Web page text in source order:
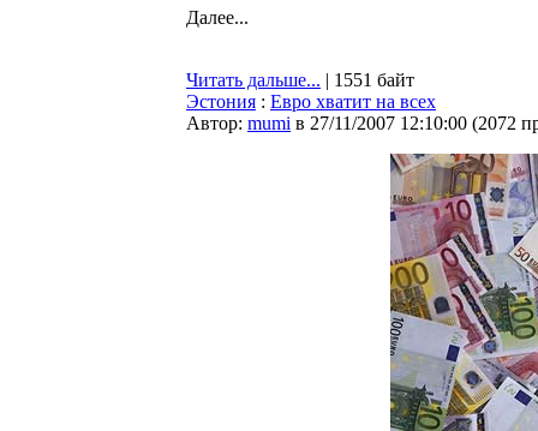
Далее...
Читать дальше... | 1551 байт
Эстония : Евро хватит на всех
Автор: mumi в 27/11/2007 12:10:00 (2072